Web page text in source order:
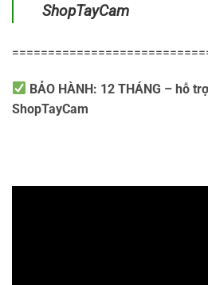
ShopTayCam
BẢO HÀNH: 12 THÁNG – hỗ
ShopTayCam